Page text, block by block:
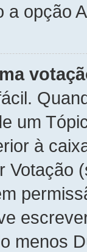
a opção
um
à
Votação
menos